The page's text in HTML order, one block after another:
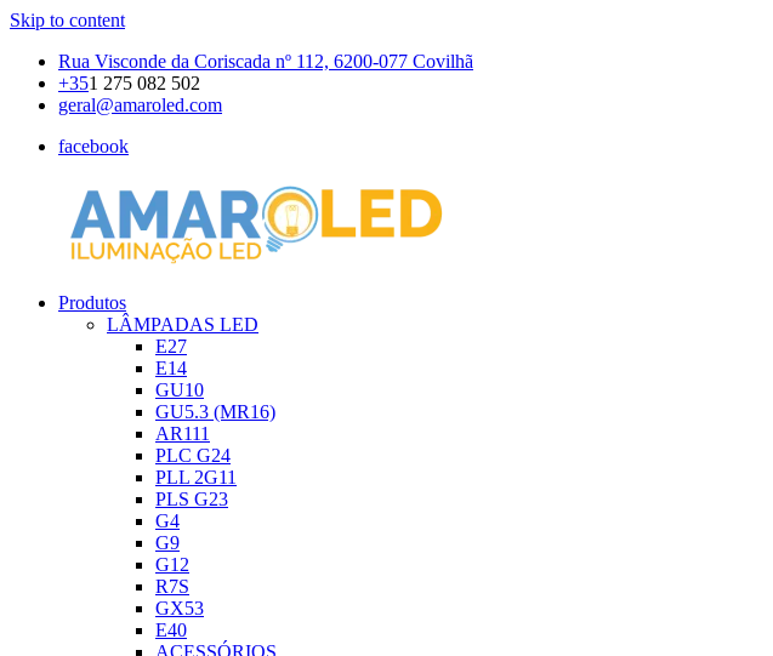
Skip to content
Rua Visconde da Coriscada nº 112, 6200-077 Covilhã
+351 275 082 502
geral@amaroled.com
facebook
AMAROLED
Iluminação
Produtos
LÂMPADAS LED
E27
E14
GU10
GU5.3 (MR16)
AR111
PLC G24
PLL 2G11
PLS G23
G4
G9
G12
R7S
GX53
E40
ACESSÓRIOS